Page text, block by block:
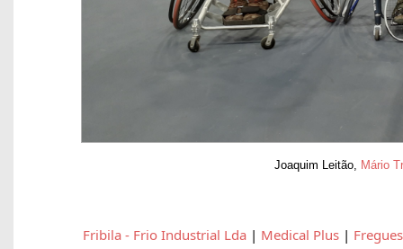
Joaquim Leitão, Mário
Fribila - Frio Industrial Lda | Medical Plus |